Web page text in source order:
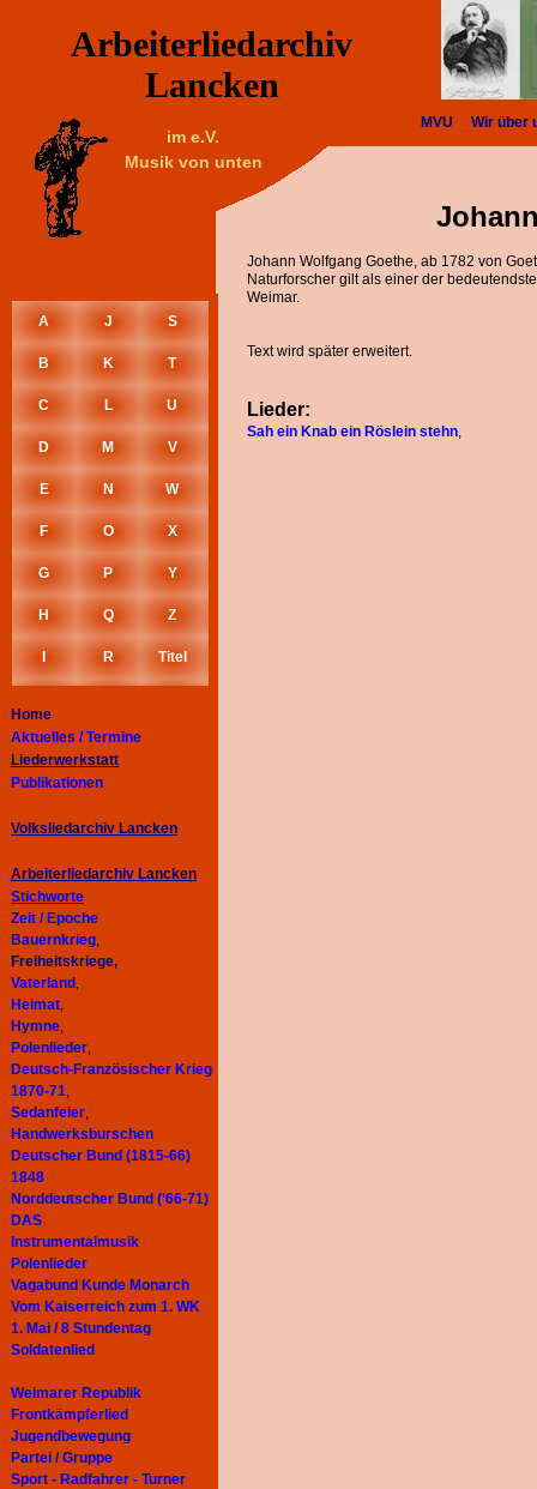
MVU Wir über
Arbeiterliedarchiv
Lancken
im e.V.
Musik von unten
A J S
B K T
C L U
D M V
E N W
F O X
G P Y
H Q Z
R Titel
Home
Aktuelles / Termine
Liederwerkstatt
Publikationen
Volksliedarchiv Lancken
Arbeiterliedarchiv Lancken
Stichworte
Zeit / Epoche
Bauernkrieg,
Freiheitskriege,
Vaterland ,
Heimat,
Hymne,
Polenlieder,
Deutsch-Französischer Krieg
1870-71,
Sedanfeier,
Handwerksburschen
Deutscher Bund (1815-66)
1848
Norddeutscher Bund (‘66-71)
DAS
Instrumentalmusik
Polenlieder
Vagabund Kunde Monarch
Vom Kaiserreich zum 1. WK
1. Mai / 8 Stundentag
Soldatenlied
Weimarer Republik
Frontkämpferlied
Jugendbewegung
Partei / Gruppe
Sport - Radfahrer - Turner
Johann Wolfgang Goethe, ab 1782 von
Naturforscher gilt als einer der
Weimar.
Text wird später erweitert.
Lieder:
Sah ein Knab ein Röslein stehn,